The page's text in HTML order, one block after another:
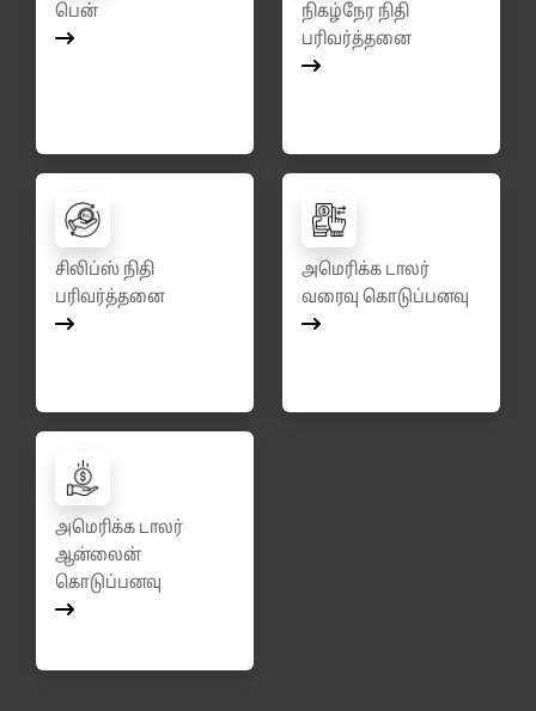
பென்
நிகழ்நேர நிதி
பரிவர்த்தனை
சிலிப்ஸ் நிதி
பரிவர்த்தனை
அமெரிக்க டாலர்
வரைவு கொடுப்பனவு
அமெரிக்க டாலர்
ஆன்லைன்
கொடுப்பனவு